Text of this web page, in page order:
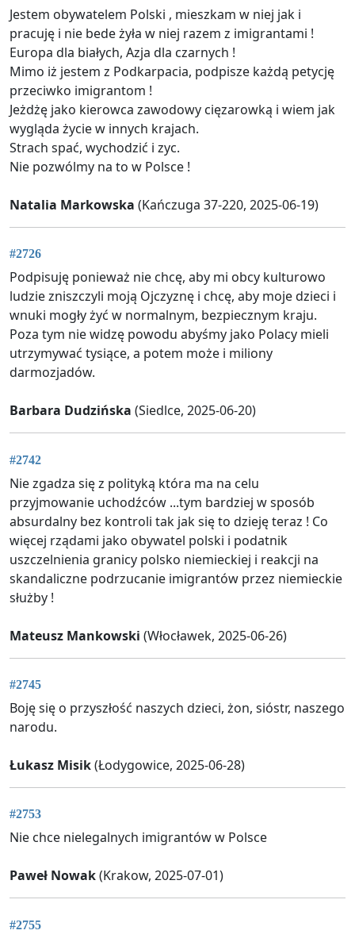
Jestem obywatelem Polski , mieszkam w niej jak i
pracuję i nie bede żyła w niej razem z imigrantami !
Europa dla białych, Azja dla czarnych !
Mimo iż jestem z Podkarpacia, podpisze każdą petycję
przeciwko imigrantom !
Jeżdżę jako kierowca zawodowy cięzarowką i wiem jak
wygląda życie w innych krajach.
Strach spać, wychodzić i zyc.
Nie pozwólmy na to w Polsce !
Natalia Markowska (Kańczuga 37-220, 2025-06-19)
#2726
Podpisuję ponieważ nie chcę, aby mi obcy kulturowo
ludzie zniszczyli moją Ojczyznę i chcę, aby moje dzieci i
wnuki mogły żyć w normalnym, bezpiecznym kraju.
Poza tym nie widzę powodu abyśmy jako Polacy mieli
utrzymywać tysiące, a potem może i miliony
darmozjadów.
Barbara Dudzińska (Siedlce, 2025-06-20)
#2742
Nie zgadza się z polityką która ma na celu
przyjmowanie uchodźców ...tym bardziej w sposób
absurdalny bez kontroli tak jak się to dzieję teraz ! Co
więcej rządami jako obywatel polski i podatnik
uszczelnienia granicy polsko niemieckiej i reakcji na
skandaliczne podrzucanie imigrantów przez niemieckie
służby !
Mateusz Mankowski (Włocławek, 2025-06-26)
#2745
Boję się o przyszłość naszych dzieci, żon, sióstr, naszego
narodu.
Łukasz Misik(Łodygowice, 2025-06-28)
#2753
Nie chce nielegalnych imigrantów w Polsce
Paweł Nowak(Krakow, 2025-07-01)
#2755